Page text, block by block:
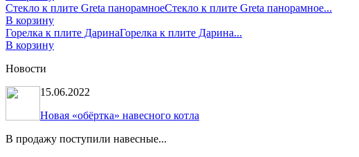
Стекло к плите Greta панорамноеСтекло к плите Greta панорамное...
В корзину
Горелка к плите ДаринаГорелка к плите Дарина...
В корзину
Новости
15.06.2022
Новая «обёртка» навесного котла
В продажу поступили навесные...